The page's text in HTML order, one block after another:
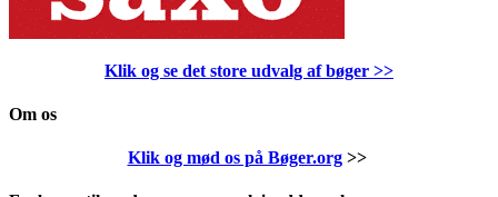
Klik og se det store udvalg af bøger >>
Om os
Klik og mød os på Bøger.org>>